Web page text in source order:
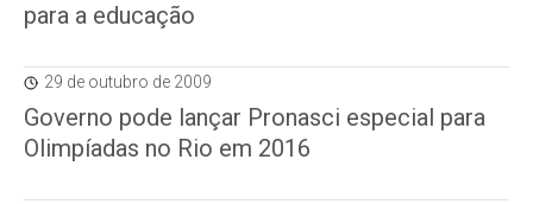
para a educação
29 de outubro de 2009
Governo pode lançar Pronasci especial para
Olimpíadas no Rio em 2016